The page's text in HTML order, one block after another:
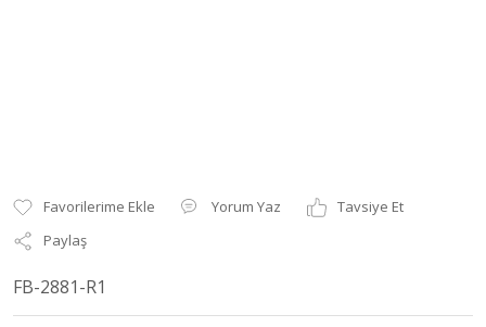
Yorum Yaz
Tavsiye Et
Paylaş
FB-2881-R1